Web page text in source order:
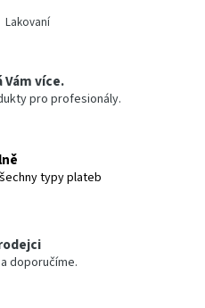
Lakovaní
Vám více.
pro profesionály.
typy plateb
doporučíme.